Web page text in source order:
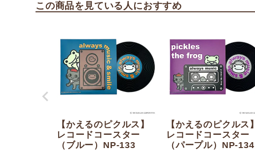
この商品を見ている人におすすめ
【かえるのピクルス】
レコードコースター
（ブルー）NP-133
【かえるのピクルス】
レコードコースター
（パープル）NP-134